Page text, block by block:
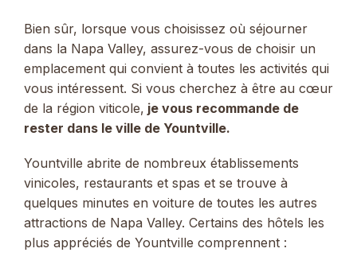
Bien sûr, lorsque vous choisissez où séjourner
dans la Napa Valley, assurez-vous de choisir un
emplacement qui convient à toutes les activités qui
vous intéressent. Si vous cherchez à être au cœur
de la région viticole, je vous recommande de
rester dans le ville de Yountville.
Yountville abrite de nombreux établissements
vinicoles, restaurants et spas et se trouve à
quelques minutes en voiture de toutes les autres
attractions de Napa Valley. Certains des hôtels les
plus appréciés de Yountville comprennent :